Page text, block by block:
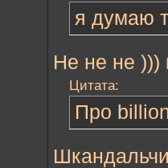
я думаю
Не не не )))
Цитата:
Про